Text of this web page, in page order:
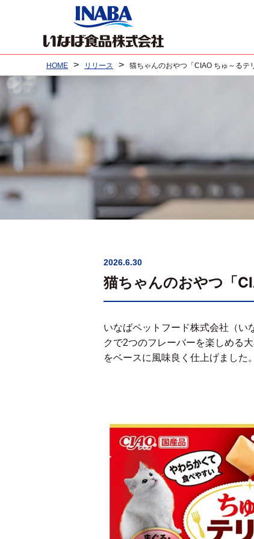
HOME > リリース > 猫ちゃんのおやつ「CIAO ちゅ～るテ
2026.6.30
猫ちゃんのおやつ「
いなばペットフード株式会社（い
クで2つのフレーバーを楽しめる
をベースに風味良く仕上げました。